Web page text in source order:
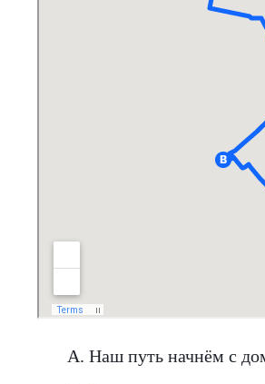
А. Наш путь начнём с